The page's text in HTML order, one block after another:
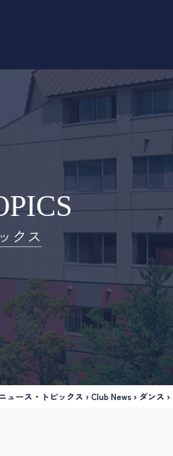
クス
ニュース・トピックス ›Club News › ダンス ›